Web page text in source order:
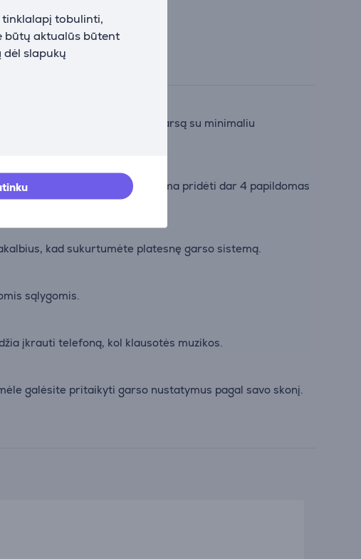
tobulinti,
būtų aktualūs būtent
slapukų
galingesnį, detalesnį garsą su minimaliu
Playtime Boost režimą, galima pridėti dar 4 papildomas
kad sukurtumėte platesnę garso sistemą.
sąlygomis.
įkrauti telefoną, kol klausotės muzikos.
galėsite pritaikyti garso nustatymus pagal savo skonį.